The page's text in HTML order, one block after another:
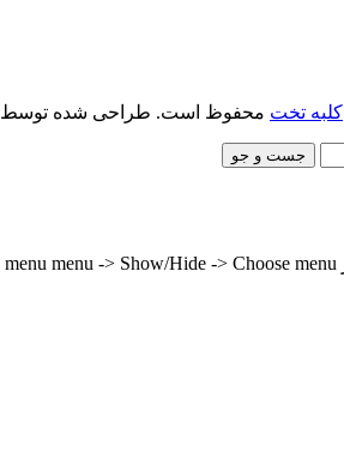
کلبه تخت محفوظ است. طراحی شده توسط
جست و جو